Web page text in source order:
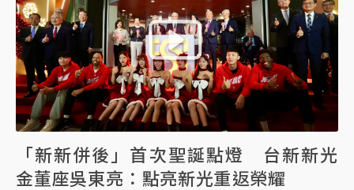
「新新併後」首次聖誕點燈 台新新光
金董座吳東亮：點亮新光重返榮耀